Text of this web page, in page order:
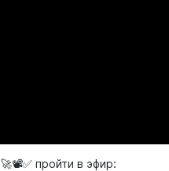
🚀📽️✅ пройти в эфир: